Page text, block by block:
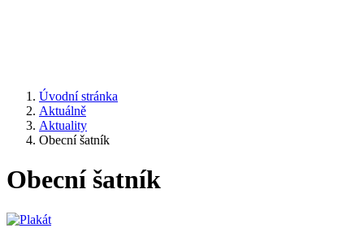
Úvodní stránka
Aktuálně
Aktuality
Obecní šatník
Obecní šatník